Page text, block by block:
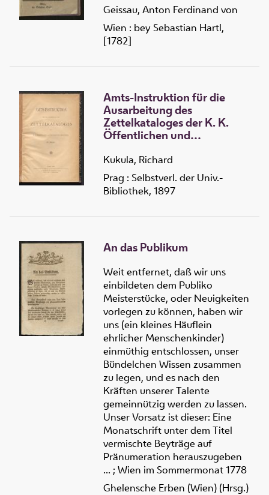
Geissau, Anton Ferdinand von
Wien : bey Sebastian Hartl,
[1782]
Amts-Instruktion für die
Ausarbeitung des
Zettelkataloges der K. K.
Öffentlichen und
Prag
Kukula, Richard
Prag : Selbstverl. der Univ.-
Bibliothek, 1897
An das Publikum
Weit entfernet, daß wir uns
einbildeten dem Publiko
Meisterstücke, oder Neuigkeiten
vorlegen zu können, haben wir
uns (ein kleines Häuflein
ehrlicher Menschenkinder)
einmüthig entschlossen, unser
Bündelchen Wissen zusammen
zu legen, und es nach den
Kräften unserer Talente
gemeinnützig werden zu lassen.
Unser Vorsatz ist dieser: Eine
Monatschrift unter dem Titel
vermischte Beyträge auf
Pränumeration herauszugeben
... ; Wien im Sommermonat 1778
Ghelensche Erben (Wien) (Hrsg.)